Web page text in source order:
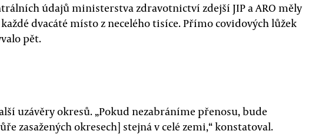
údajů ministerstva zdravotnictví zdejší JIP a ARO měly
dvacáté místo z necelého tisíce. Přímo covidových lůžek
pět.
uzávěry okresů. „Pokud nezabráníme přenosu, bude
zasažených okresech] stejná v celé zemi,“ konstatoval.